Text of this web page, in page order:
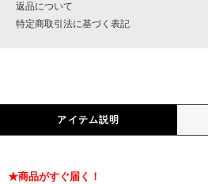
返品について
特定商取引法に基づく表記
アイテム説明
★商品がすぐ届く！